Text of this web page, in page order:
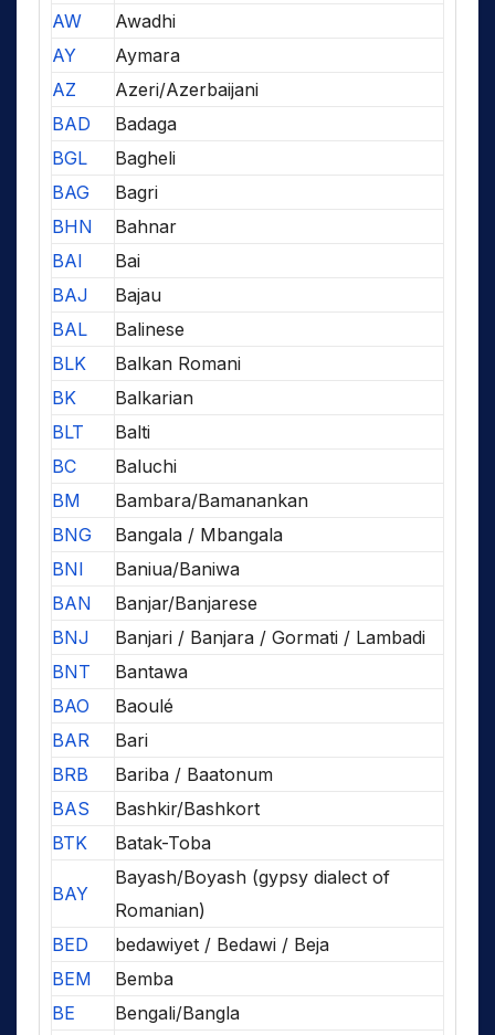
AW
Awadhi
AY
Aymara
AZ
Azeri/Azerbaijani
BAD
Badaga
BGL
Bagheli
BAG
Bagri
BHN
Bahnar
BAI
Bai
BAJ
Bajau
BAL
Balinese
BLK
Balkan Romani
BK
Balkarian
BLT
Balti
BC
Baluchi
BM
Bambara/Bamanankan
BNG
Bangala / Mbangala
BNI
Baniua/Baniwa
BAN
Banjar/Banjarese
BNJ
Banjari / Banjara / Gormati / Lambadi
BNT
Bantawa
BAO
Baoulé
BAR
Bari
BRB
Bariba / Baatonum
BAS
Bashkir/Bashkort
BTK
Batak-Toba
BAY
Bayash/Boyash (gypsy dialect of
Romanian)
BED
bedawiyet / Bedawi / Beja
BEM
Bemba
BE
Bengali/Bangla